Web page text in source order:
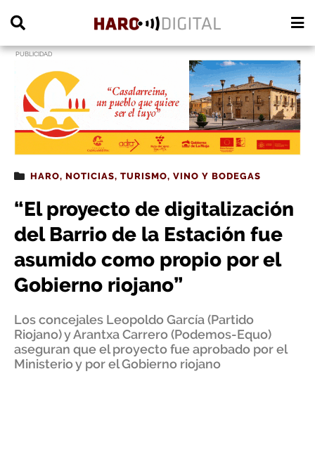
PUBLICIDAD
HARO, NOTICIAS, TURISMO, VINO Y BODEGAS
“El proyecto de digitalización
del Barrio de la Estación fue
asumido como propio por el
Gobierno riojano”
Los concejales Leopoldo García (Partido
Riojano) y Arantxa Carrero (Podemos-Equo)
aseguran que el proyecto fue aprobado por el
Ministerio y por el Gobierno riojano